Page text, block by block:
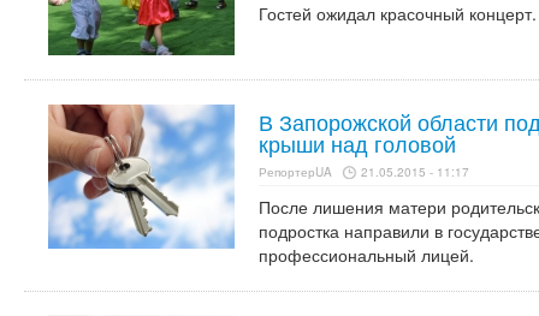
Гостей ожидал красочный концерт.
В Запорожской области
крыши над головой
РепортерUA 21.05.2015 - 11:17
После лишения матери
подростка направили в
профессиональный лицей.